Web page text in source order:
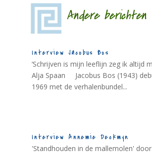
Andere berichten
Interview Jacobus Bos
‘Schrijven is mijn leeflijn zeg ik altijd
Alja Spaan Jacobus Bos (1943)
1969 met de verhalenbundel...
Interview Annemie Deckmyn
'Standhouden in de mallemolen'